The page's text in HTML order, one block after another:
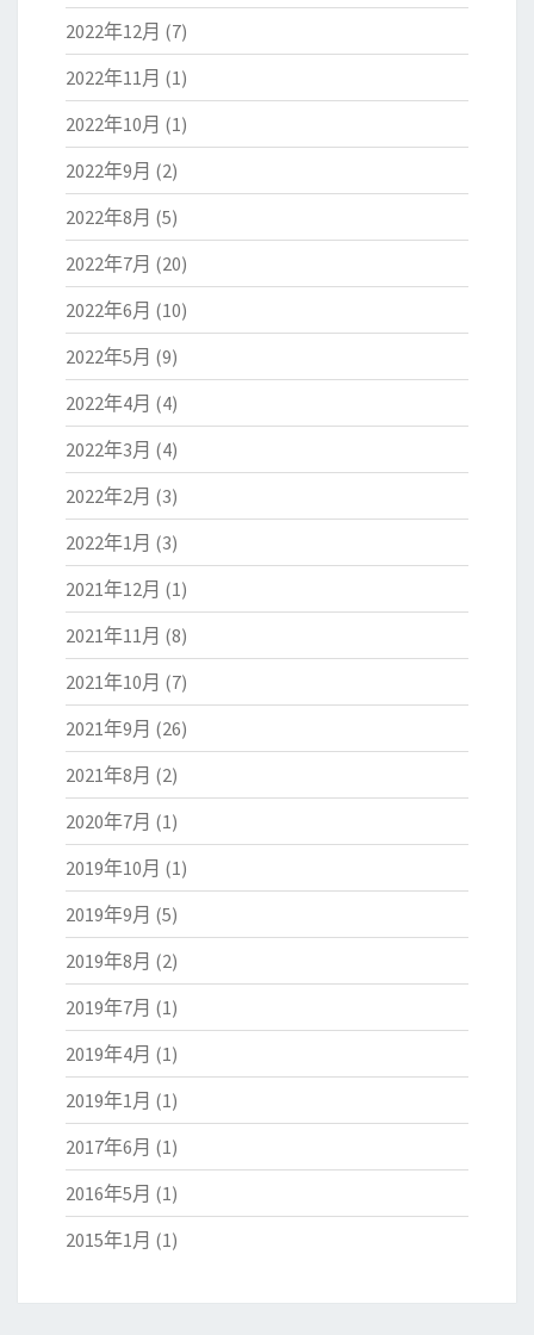
2022年12月 (7)
2022年11月 (1)
2022年10月 (1)
2022年9月 (2)
2022年8月 (5)
2022年7月 (20)
2022年6月 (10)
2022年5月 (9)
2022年4月 (4)
2022年3月 (4)
2022年2月 (3)
2022年1月 (3)
2021年12月 (1)
2021年11月 (8)
2021年10月 (7)
2021年9月 (26)
2021年8月 (2)
2020年7月 (1)
2019年10月 (1)
2019年9月 (5)
2019年8月 (2)
2019年7月 (1)
2019年4月 (1)
2019年1月 (1)
2017年6月 (1)
2016年5月 (1)
2015年1月 (1)